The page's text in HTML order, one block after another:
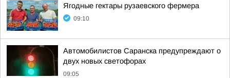
Ягодные гектары рузаевского фермера
09:10
Автомобилистов Саранска предупреждают о
двух новых светофорах
09:05